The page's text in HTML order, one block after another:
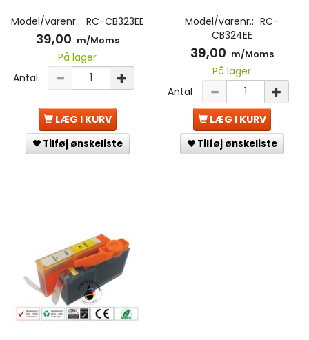
Model/varenr.: RC-CB323EE
39,00 m/Moms
På lager
Antal
LÆG I KURV
Tilføj ønskeliste
Model/varenr.: RC-
CB324EE
39,00 m/Moms
På lager
Antal
LÆG I KURV
Tilføj ønskeliste